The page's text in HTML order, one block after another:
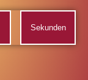
Sekunden